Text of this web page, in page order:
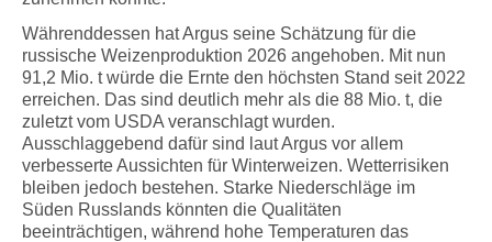
Währenddessen hat Argus seine Schätzung für die
russische Weizenproduktion 2026 angehoben. Mit nun
91,2 Mio. t würde die Ernte den höchsten Stand seit 2022
erreichen. Das sind deutlich mehr als die 88 Mio. t, die
zuletzt vom USDA veranschlagt wurden.
Ausschlaggebend dafür sind laut Argus vor allem
verbesserte Aussichten für Winterweizen. Wetterrisiken
bleiben jedoch bestehen. Starke Niederschläge im
Süden Russlands könnten die Qualitäten
beeinträchtigen, während hohe Temperaturen das